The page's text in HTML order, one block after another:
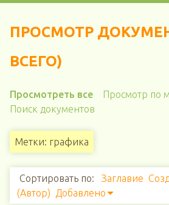
ПРОСМОТР
ВСЕГО)
Просмотреть все
Просмотр по
Поиск документов
Метки: графика
Сортировать по: Заглавие
(Автор)
Добавлено